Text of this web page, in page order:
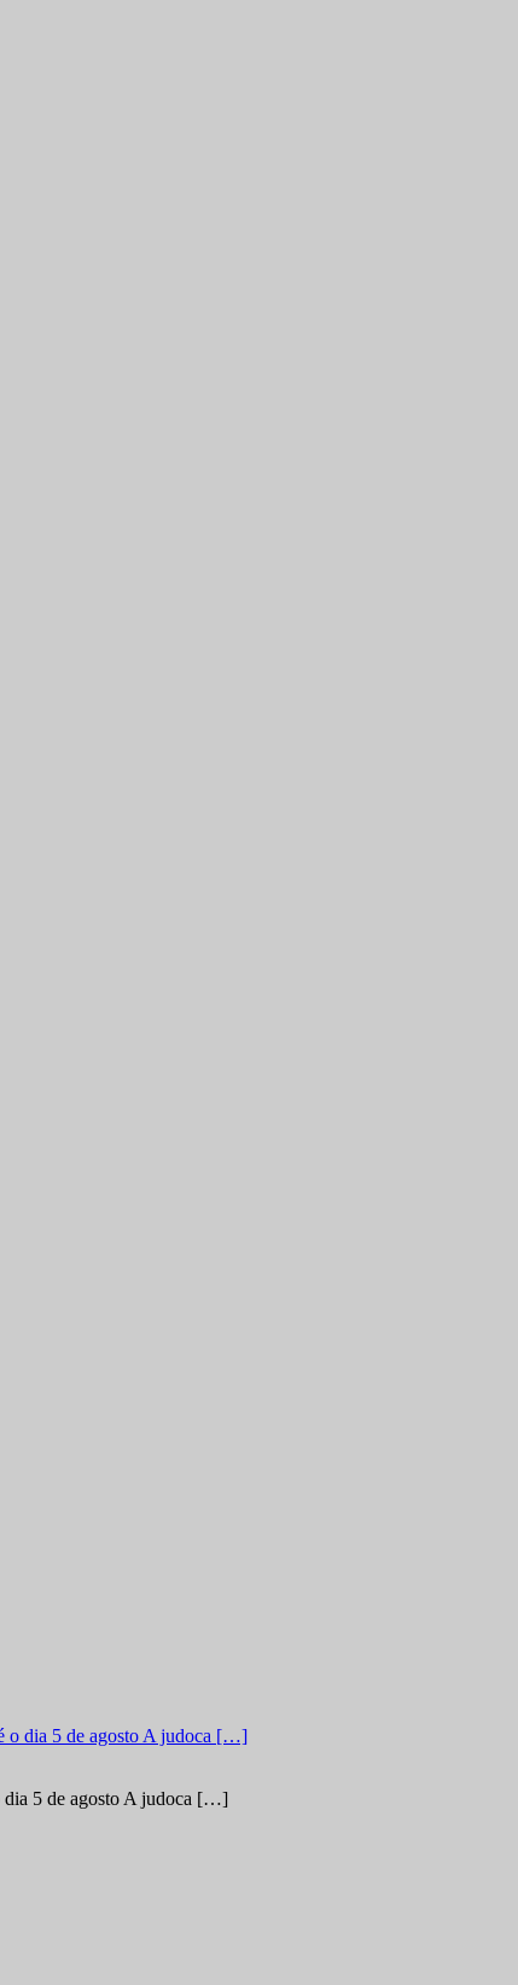
dia 5 de agosto A judoca […]